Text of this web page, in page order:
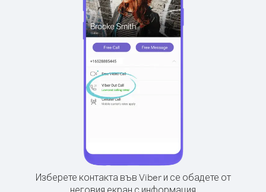
Изберете контакта във Viber и се обадете от
неговия екран с информация